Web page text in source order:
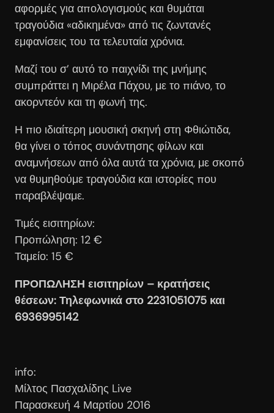
αφορμές για απολογισμούς και θυμάται
τραγούδια «αδικημένα» από τις ζωντανές
εμφανίσεις του τα τελευταία χρόνια.
Μαζί του σ’ αυτό το παιχνίδι της μνήμης
συμπράττει η Μιρέλα Πάχου, με το πιάνο, το
ακορντεόν και τη φωνή της.
Η πιο ιδιαίτερη μουσική σκηνή στη Φθιώτιδα,
θα γίνει ο τόπος συνάντησης φίλων και
αναμνήσεων από όλα αυτά τα χρόνια, με σκοπό
να θυμηθούμε τραγούδια και ιστορίες που
παραβλέψαμε.
Τιμές εισιτηρίων:
Προπώληση: 12 €
Ταμείο: 15 €
ΠΡΟΠΩΛΗΣΗ εισιτηρίων – κρατήσεις
θέσεων: Τηλεφωνικά στο 2231051075 και
6936995142
info:
Μίλτος Πασχαλίδης Live
Παρασκευή 4 Μαρτίου 2016